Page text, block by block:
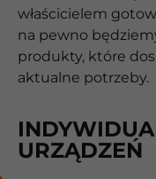
właścicielem
na pewno
produkty, które
aktualne potrzeby.
URZĄDZEŃ